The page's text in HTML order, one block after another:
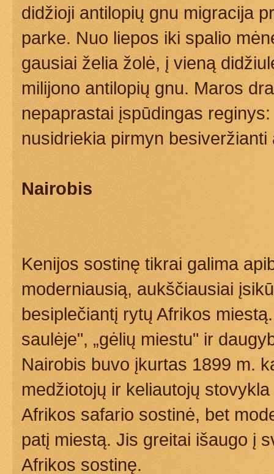
didžioji antilopių gnu migracija
parke. Nuo liepos iki spalio
gausiai želia žolė, į vieną
milijono antilopių gnu. Maros
nepaprastai įspūdingas
nusidriekia pirmyn besiveržianti
Nairobis
Kenijos sostinę tikrai galima
moderniausią, aukščiausiai
besiplečiantį rytų Afrikos
saulėje", „gėlių miestu" ir
Nairobis buvo įkurtas 1899 m.
medžiotojų ir keliautojų
Afrikos safario sostinė, bet
patį miestą. Jis greitai išaugo į
Afrikos sostinę.